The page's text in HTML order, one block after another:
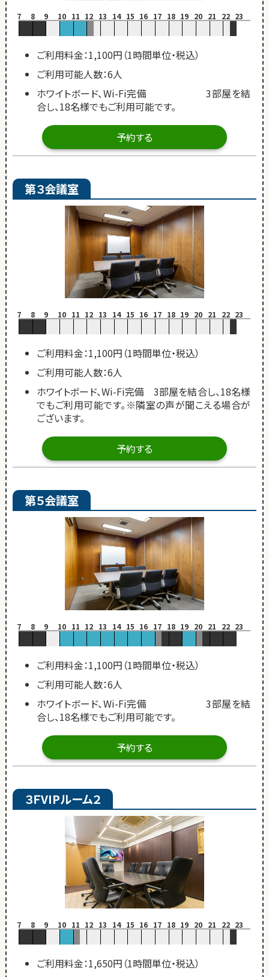
7 8 9 10 11 12 13 14 15 16 17 18 19 20 21 22 23
ご利用料金：1,100円（1時間単位・税込）
ご利用可能人数：6人
ホワイトボード、Wi-Fi完備 3部屋を結
合し、18名様でもご利用可能です。
予約する
第３会議室
7 8 9 10 11 12 13 14 15 16 17 18 19 20 21 22 23
ご利用料金：1,100円（1時間単位・税込）
ご利用可能人数：6人
ホワイトボード、Wi-Fi完備 3部屋を結合し、18名様
でもご利用可能です。※隣室の声が聞こえる場合が
ございます。
予約する
第５会議室
7 8 9 10 11 12 13 14 15 16 17 18 19 20 21 22 23
ご利用料金：1,100円（1時間単位・税込）
ご利用可能人数：6人
ホワイトボード、Wi-Fi完備 3部屋を結
合し、18名様でもご利用可能です。
予約する
３ＦVIPルーム２
7 8 9 10 11 12 13 14 15 16 17 18 19 20 21 22 23
ご利用料金：1,650円（1時間単位・税込）